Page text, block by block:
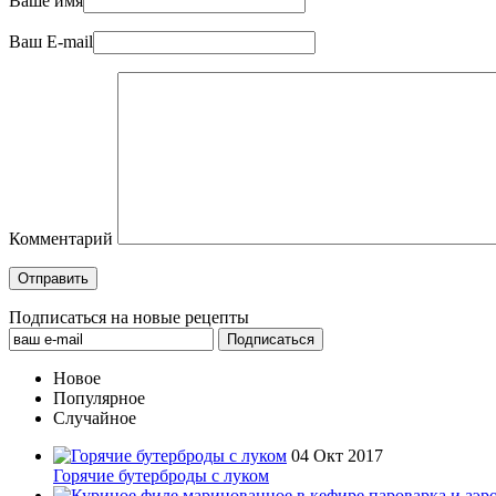
Ваш E-mail
Комментарий
Подписаться на новые рецепты
Новое
Популярное
Случайное
04 Окт 2017
Горячие бутерброды с луком